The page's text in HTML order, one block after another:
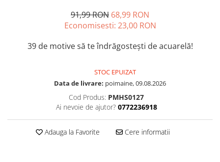
Șevalete
91,99 RON 68,99 RON
Economisesti: 23,00 RON
39 de motive să te îndrăgostești de acuarelă!
STOC EPUIZAT
Data de livrare: poimaine, 09.08.2026
Cod Produs: PMHS0127
Ai nevoie de ajutor? 0772236918
Adauga la Favorite Cere informatii